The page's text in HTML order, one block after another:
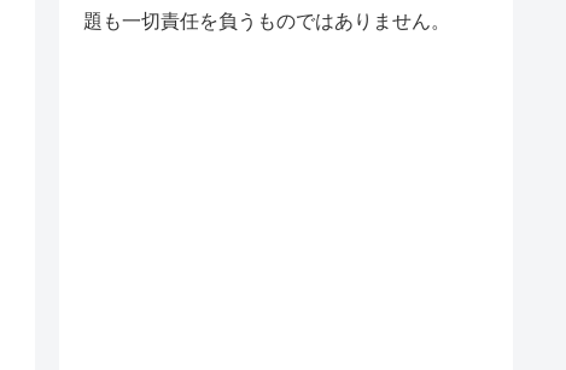
題も一切責任を負うものではありません。